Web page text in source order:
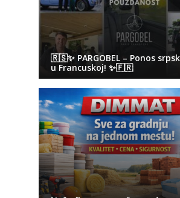
🇷🇸✨ PARGOBEL – Ponos
u Francuskoj! ✨🇫🇷